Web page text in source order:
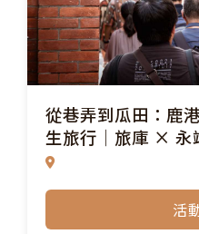
從巷弄到瓜田：鹿
生旅行｜旅庫 × 永
活